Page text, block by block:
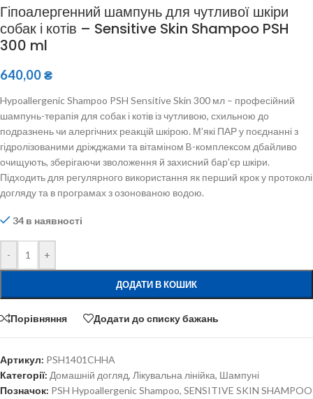
Гіпоалергенний шампунь для чутливої шкіри
собак і котів – Sensitive Skin Shampoo PSH
300 ml
640,00₴
Hypoallergenic Shampoo PSH Sensitive Skin 300 мл – професійний
шампунь-терапія для собак і котів із чутливою, схильною до
подразнень чи алергічних реакцій шкірою. М’які ПАР у поєднанні з
гідролізованими дріжджами та вітаміном B-комплексом дбайливо
очищують, зберігаючи зволоження й захисний бар’єр шкіри.
Підходить для регулярного використання як перший крок у протоколі
догляду та в програмах з озонованою водою.
34 в наявності
- +
ДОДАТИ В КОШИК
Порівняння Додати до списку бажань
Артикул: PSH1401CHHA
Категорії: Домашній догляд, Лікувальна лінійка, Шампуні
Позначок: PSH Hypoallergenic Shampoo, SENSITIVE SKIN SHAMPOO